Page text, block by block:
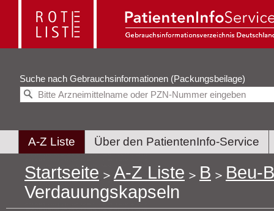
Suche nach Gebrauchsinformationen (Packungsbeilage)
A-Z Liste Über den PatientenInfo-Service
Startseite A-Z Liste B
Beu-
Verdauungskapseln